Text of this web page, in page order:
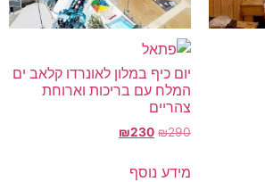
יום כיף במלון לאונרדו קלאב ים
המלח עם בריכות וארוחת
צהריים
₪290
₪230
מידע נוסף